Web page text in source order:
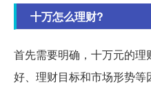
十万怎么理财?
首先需要明确，十万元的
好、理财目标和市场形势